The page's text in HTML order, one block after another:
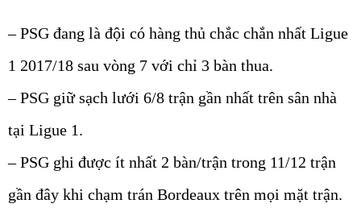
– PSG đang là đội có hàng thủ chắc chắn nhất Ligue
1 2017/18 sau vòng 7 với chỉ 3 bàn thua.
– PSG giữ sạch lưới 6/8 trận gần nhất trên sân nhà
tại Ligue 1.
– PSG ghi được ít nhất 2 bàn/trận trong 11/12 trận
gần đây khi chạm trán Bordeaux trên mọi mặt trận.